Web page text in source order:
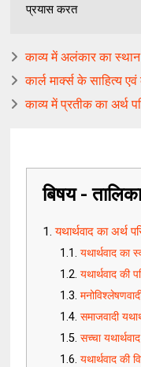
प्रयास करत
काव्य में अलंकार का
कार्ल मार्क्स के साहित्य
काव्य में प्रतीक का अर्थ
बिषय -
यथार्थवाद का अर्थ
यथार्थवाद का
यथार्थवाद की
समाजवादी
सच्चा यथार्थवाद
यथार्थवाद की